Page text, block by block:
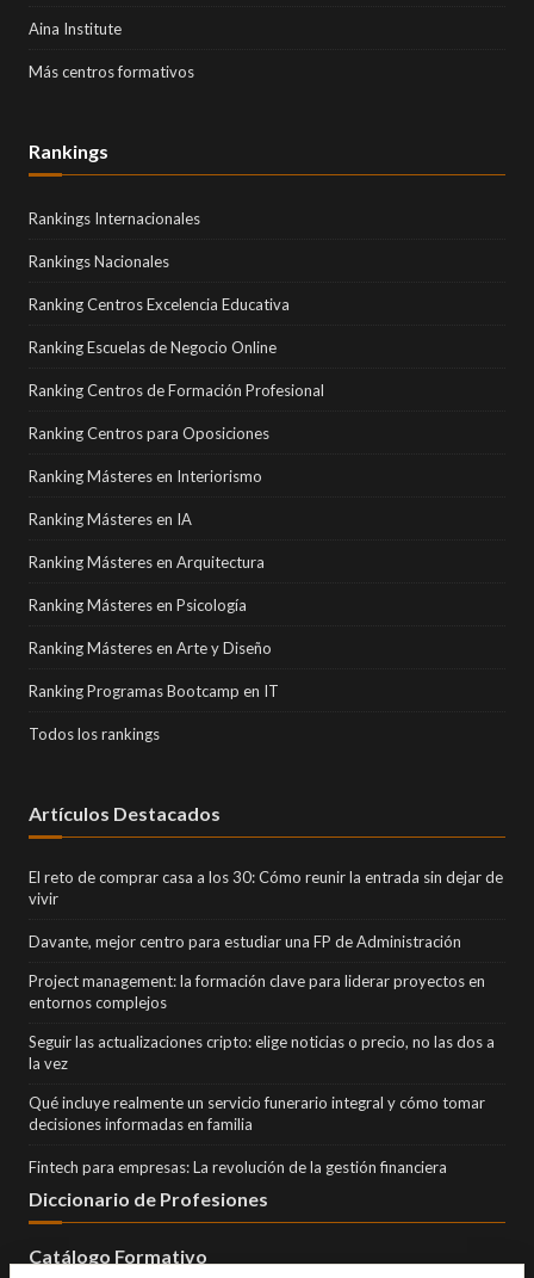
Aina Institute
Más centros formativos
Rankings
Rankings Internacionales
Rankings Nacionales
Ranking Centros Excelencia Educativa
Ranking Escuelas de Negocio Online
Ranking Centros de Formación Profesional
Ranking Centros para Oposiciones
Ranking Másteres en Interiorismo
Ranking Másteres en IA
Ranking Másteres en Arquitectura
Ranking Másteres en Psicología
Ranking Másteres en Arte y Diseño
Ranking Programas Bootcamp en IT
Todos los rankings
Artículos Destacados
El reto de comprar casa a los 30: Cómo reunir la entrada sin dejar de
vivir
Davante, mejor centro para estudiar una FP de Administración
Project management: la formación clave para liderar proyectos en
entornos complejos
Seguir las actualizaciones cripto: elige noticias o precio, no las dos a
la vez
Qué incluye realmente un servicio funerario integral y cómo tomar
decisiones informadas en familia
Fintech para empresas: La revolución de la gestión financiera
Diccionario de Profesiones
Catálogo Formativo